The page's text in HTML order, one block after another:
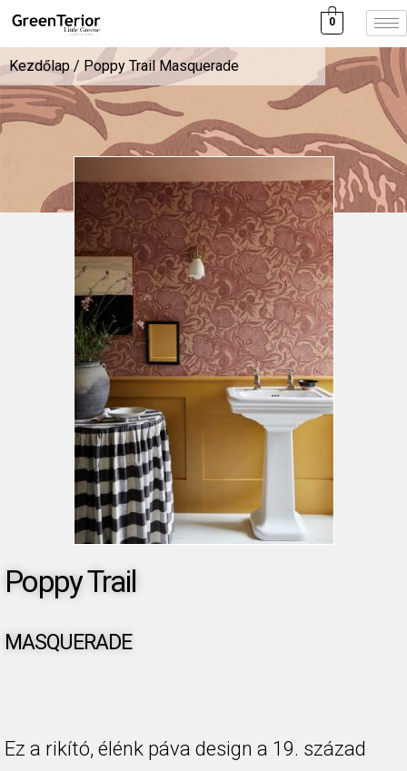
0
Kezdőlap/ Poppy Trail Masquerade
Poppy Trail
MASQUERADE
Ez a rikító, élénk páva design a 19. század